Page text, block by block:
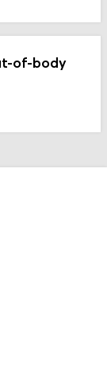
of-body